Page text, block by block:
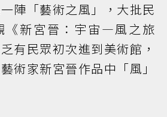
陣「藝術之風」，大批民
《新宮晉：宇宙—風之旅
有民眾初次進到美術館，
術家新宮晉作品中「風」